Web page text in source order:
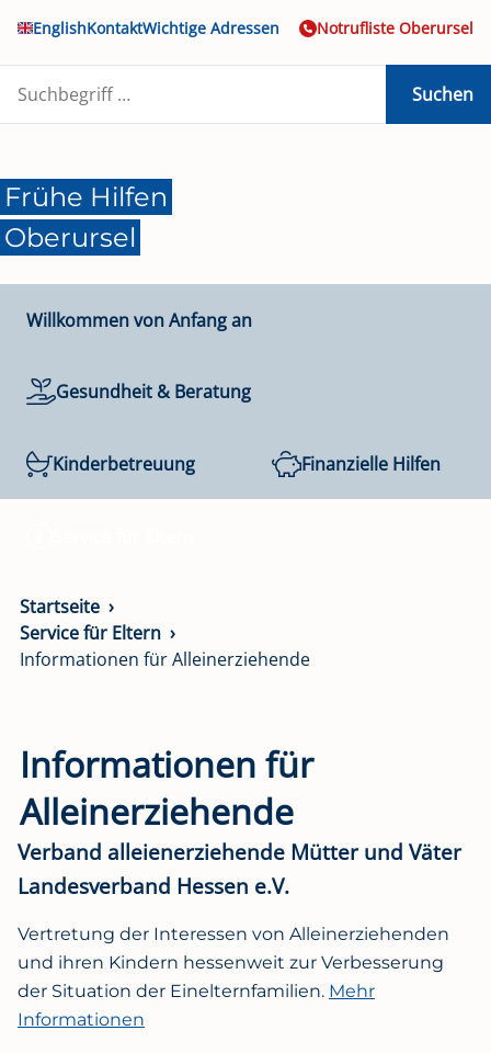
Frühe Hilfen
Oberursel
Suchen
Notrufliste Oberursel
EnglishKontaktWichtige Adressen
Willkommen von Anfang an
Gesundheit & Beratung
Kinderbetreuung Finanzielle Hilfen
Startseite
Service für Eltern
Informationen für Alleinerziehende
Informationen für
Alleinerziehende
Verband alleienerziehende Mütter und Väter
Landesverband Hessen e.V.
Vertretung der Interessen von Alleinerziehenden
und ihren Kindern hessenweit zur Verbesserung
der Situation der Einelternfamilien. Mehr
Informationen